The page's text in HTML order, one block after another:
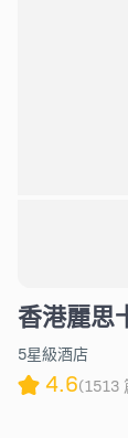
香港麗思
5星級酒店
4.6(1513